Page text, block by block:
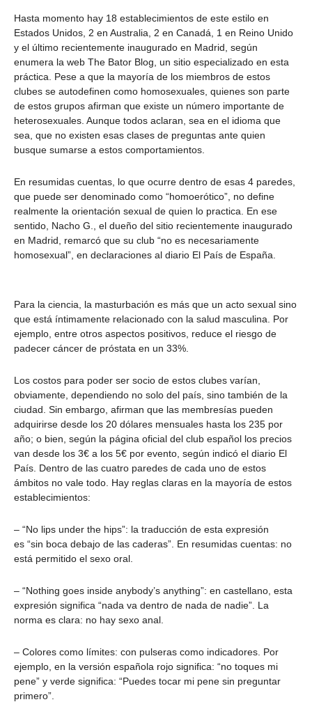
Hasta momento hay 18 establecimientos de este estilo en
Estados Unidos, 2 en Australia, 2 en Canadá, 1 en Reino Unido
y el último recientemente inaugurado en Madrid, según
enumera la web The Bator Blog, un sitio especializado en esta
práctica. Pese a que la mayoría de los miembros de estos
clubes se autodefinen como homosexuales, quienes son parte
de estos grupos afirman que existe un número importante de
heterosexuales. Aunque todos aclaran, sea en el idioma que
sea, que no existen esas clases de preguntas ante quien
busque sumarse a estos comportamientos.
En resumidas cuentas, lo que ocurre dentro de esas 4 paredes,
que puede ser denominado como “homoerótico”, no define
realmente la orientación sexual de quien lo practica. En ese
sentido, Nacho G., el dueño del sitio recientemente inaugurado
en Madrid, remarcó que su club “no es necesariamente
homosexual”, en declaraciones al diario El País de España.
Para la ciencia, la masturbación es más que un acto sexual sino
que está íntimamente relacionado con la salud masculina. Por
ejemplo, entre otros aspectos positivos, reduce el riesgo de
padecer cáncer de próstata en un 33%.
Los costos para poder ser socio de estos clubes varían,
obviamente, dependiendo no solo del país, sino también de la
ciudad. Sin embargo, afirman que las membresías pueden
adquirirse desde los 20 dólares mensuales hasta los 235 por
año; o bien, según la página oficial del club español los precios
van desde los 3€ a los 5€ por evento, según indicó el diario El
País. Dentro de las cuatro paredes de cada uno de estos
ámbitos no vale todo. Hay reglas claras en la mayoría de estos
establecimientos:
– “No lips under the hips”: la traducción de esta expresión
es “sin boca debajo de las caderas”. En resumidas cuentas: no
está permitido el sexo oral.
– “Nothing goes inside anybody’s anything”: en castellano, esta
expresión significa “nada va dentro de nada de nadie”. La
norma es clara: no hay sexo anal.
– Colores como límites: con pulseras como indicadores. Por
ejemplo, en la versión española rojo significa: “no toques mi
pene” y verde significa: “Puedes tocar mi pene sin preguntar
primero”.